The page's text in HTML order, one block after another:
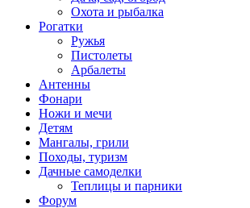
Охота и рыбалка
Рогатки
Ружья
Пистолеты
Арбалеты
Антенны
Фонари
Ножи и мечи
Детям
Мангалы, грили
Походы, туризм
Дачные самоделки
Теплицы и парники
Форум